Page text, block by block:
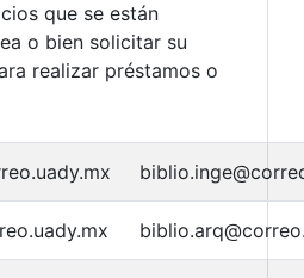
que se están
o bien solicitar su
realizar préstamos o